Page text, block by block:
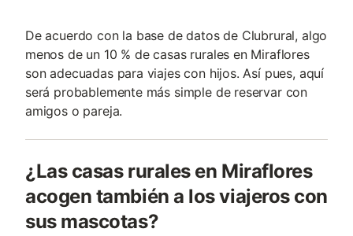
De acuerdo con la base de datos de Clubrural, algo
menos de un 10 % de casas rurales en Miraflores
son adecuadas para viajes con hijos. Así pues, aquí
será probablemente más simple de reservar con
amigos o pareja.
¿Las casas rurales en Miraflores
acogen también a los viajeros con
sus mascotas?